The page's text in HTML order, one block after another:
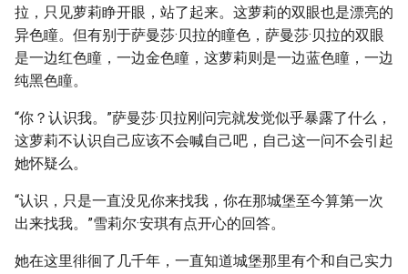
拉，只见萝莉睁开眼，站了起来。这萝莉的双眼也是漂亮的
异色瞳。但有别于萨曼莎·贝拉的瞳色，萨曼莎·贝拉的双眼
是一边红色瞳，一边金色瞳，这萝莉则是一边蓝色瞳，一边
纯黑色瞳。
“你？认识我。”萨曼莎·贝拉刚问完就发觉似乎暴露了什么，
这萝莉不认识自己应该不会喊自己吧，自己这一问不会引起
她怀疑么。
“认识，只是一直没见你来找我，你在那城堡至今算第一次
出来找我。”雪莉尔·安琪有点开心的回答。
她在这里徘徊了几千年，一直知道城堡那里有个和自己实力